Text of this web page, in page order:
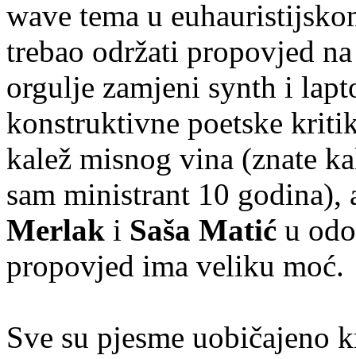
wave tema u
trebao održati propovjed
orgulje zamjeni synth i
konstruktivne poetske
kalež misnog vina (znate
sam ministrant 10 godina),
Merlak i Saša Matić u
propovjed ima veliku moć.
Sve su pjesme uobičajeno